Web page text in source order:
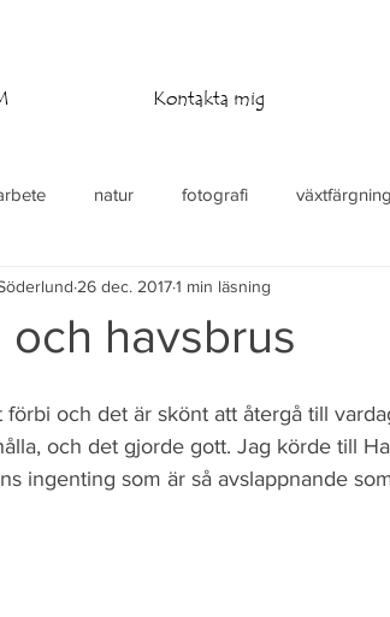
Kontakta mig
natur fotografi växtfärgning
Mat stickning virkning
och havsbrus
26 dec. 20171 min läsning
förbi och det är skönt att återgå till
och det gjorde gott. Jag körde till
ingenting som är så avslappnande